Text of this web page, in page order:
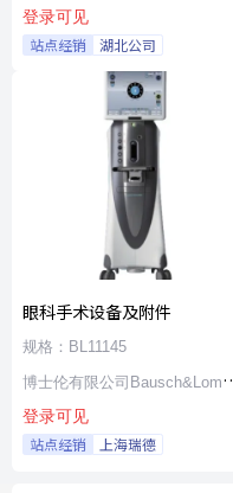
登录可见
站点经销 湖北公司
眼科手术设备及附件
规格：BL11145
博士伦有限公司Bausch&Lomb
Incorporated
登录可见
站点经销 上海瑞德